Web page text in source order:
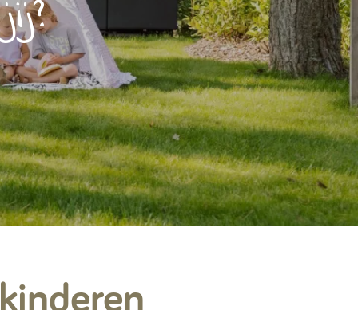
Volg ons op social media